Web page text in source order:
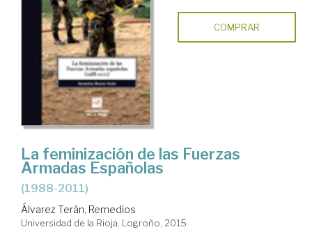
COMPRAR
La feminización de las Fuerzas
Armadas Españolas
(1988-2011)
Álvarez Terán, Remedios
Universidad de la Rioja. Logroño, 2015